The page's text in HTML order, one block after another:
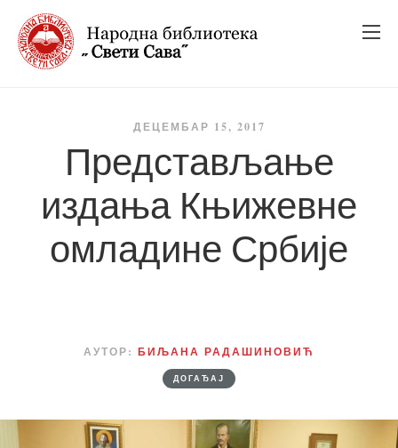
_
_
ДЕЦЕМБАР 15, 2017
Представљање
издања Књижевне
омладине Србије
АУТОР: БИЉАНА РАДАШИНОВИЋ
ДОГАЂАЈ